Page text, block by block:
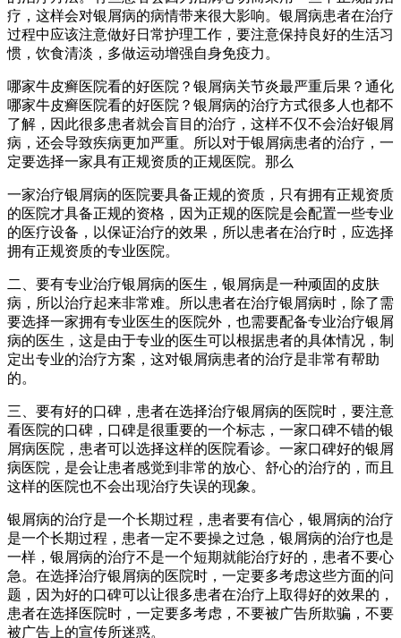
疗，这样会对银屑病的病情带来很大影响。银屑病患者在治疗
过程中应该注意做好日常护理工作，要注意保持良好的生活习
惯，饮食清淡，多做运动增强自身免疫力。
哪家牛皮癣医院看的好医院？银屑病关节炎最严重后果？通化
哪家牛皮癣医院看的好医院？银屑病的治疗方式很多人也都不
了解，因此很多患者就会盲目的治疗，这样不仅不会治好银屑
病，还会导致疾病更加严重。所以对于银屑病患者的治疗，一
定要选择一家具有正规资质的正规医院。那么
一家治疗银屑病的医院要具备正规的资质，只有拥有正规资质
的医院才具备正规的资格，因为正规的医院是会配置一些专业
的医疗设备，以保证治疗的效果，所以患者在治疗时，应选择
拥有正规资质的专业医院。
二、要有专业治疗银屑病的医生，银屑病是一种顽固的皮肤
病，所以治疗起来非常难。所以患者在治疗银屑病时，除了需
要选择一家拥有专业医生的医院外，也需要配备专业治疗银屑
病的医生，这是由于专业的医生可以根据患者的具体情况，制
定出专业的治疗方案，这对银屑病患者的治疗是非常有帮助
的。
三、要有好的口碑，患者在选择治疗银屑病的医院时，要注意
看医院的口碑，口碑是很重要的一个标志，一家口碑不错的银
屑病医院，患者可以选择这样的医院看诊。一家口碑好的银屑
病医院，是会让患者感觉到非常的放心、舒心的治疗的，而且
这样的医院也不会出现治疗失误的现象。
银屑病的治疗是一个长期过程，患者要有信心，银屑病的治疗
是一个长期过程，患者一定不要操之过急，银屑病的治疗也是
一样，银屑病的治疗不是一个短期就能治疗好的，患者不要心
急。在选择治疗银屑病的医院时，一定要多考虑这些方面的问
题，因为好的口碑可以让很多患者在治疗上取得好的效果的，
患者在选择医院时，一定要多考虑，不要被广告所欺骗，不要
被广告上的宣传所迷惑。